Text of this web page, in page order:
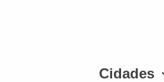
Cidades